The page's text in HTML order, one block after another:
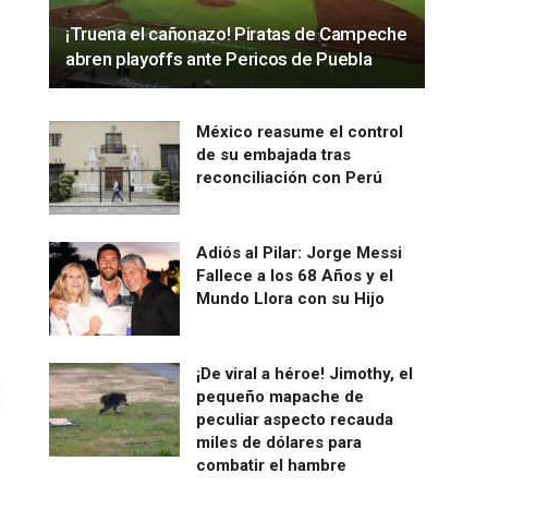
¡Truena el cañonazo! Piratas de Campeche
abren playoffs ante Pericos de Puebla
México reasume el control
de su embajada tras
reconciliación con Perú
Adiós al Pilar: Jorge Messi
Fallece a los 68 Años y el
Mundo Llora con su Hijo
¡De viral a héroe! Jimothy, el
pequeño mapache de
peculiar aspecto recauda
miles de dólares para
combatir el hambre